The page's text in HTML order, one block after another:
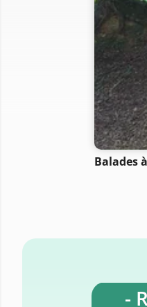
Balades
-